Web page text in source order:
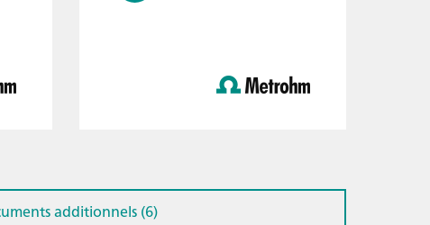
additionnels (6)